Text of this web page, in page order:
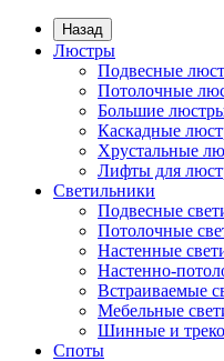
Назад
Люстры
Подвесные
Потолочные
Большие
Каскадные
Хрустальные
Лифты для
Светильники
Подвесные
Потолочные
Настенные
Настенно-
Встраиваемые
Мебельные
Шинные и
Споты